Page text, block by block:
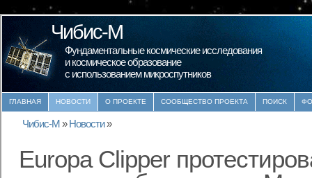
Чибис-М
Фундаментальные космические исследования
и космическое образование
с использованием микроспутников
ГЛАВНАЯ НОВОСТИ О ПРОЕКТЕ СООБЩЕСТВО ПРОЕКТА ПОИСК
Чибис-М » Новости»
Europa Clipper